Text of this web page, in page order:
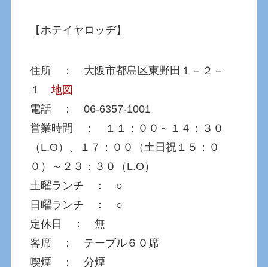
【ホテイヤロッヂ】
住所 ： 大阪市都島区東野田１－２－
１地図
電話 ： 06-6357-1001
営業時間 ： １１：００～１４：３０
（L.O）、１７：００（土日祝１５：０
０）～２３：３０（L.O）
土曜ランチ ： ○
日曜ランチ ： ○
定休日 ： 無
客席 ： テーブル６０席
喫煙 ： 分煙